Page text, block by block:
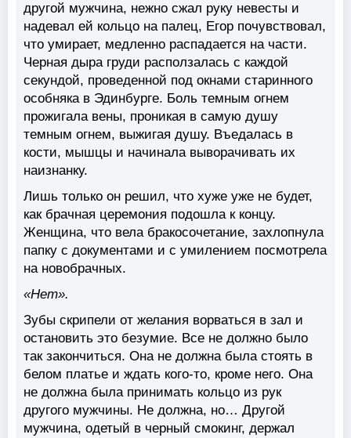
другой мужчина, нежно сжал руку невесты и
надевал ей кольцо на палец, Егор почувствовал,
что умирает, медленно распадается на части.
Черная дыра груди расползалась с каждой
секундой, проведенной под окнами старинного
особняка в Эдинбурге. Боль темным огнем
прожигала вены, проникая в самую душу
темным огнем, выжигая душу. Въедалась в
кости, мышцы и начинала выворачивать их
наизнанку.
Лишь только он решил, что хуже уже не будет,
как брачная церемония подошла к концу.
Женщина, что вела бракосочетание, захлопнула
папку с документами и с умилением посмотрела
на новобрачных.
«Нет».
Зубы скрипели от желания ворваться в зал и
остановить это безумие. Все не должно было
так закончиться. Она не должна была стоять в
белом платье и ждать кого-то, кроме него. Она
не должна была принимать кольцо из рук
другого мужчины. Не должна, но… Другой
мужчина, одетый в черный смокинг, держал